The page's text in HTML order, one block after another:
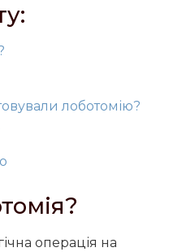
лоботомію?
операція на